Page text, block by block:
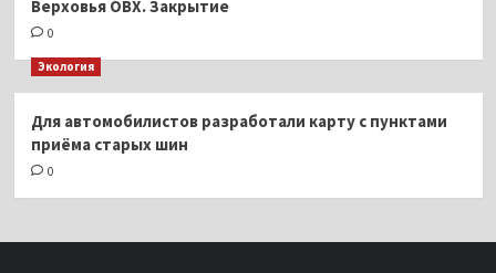
Верховья ОВХ. Закрытие
0
Экология
Для автомобилистов разработали карту с пунктами
приёма старых шин
0